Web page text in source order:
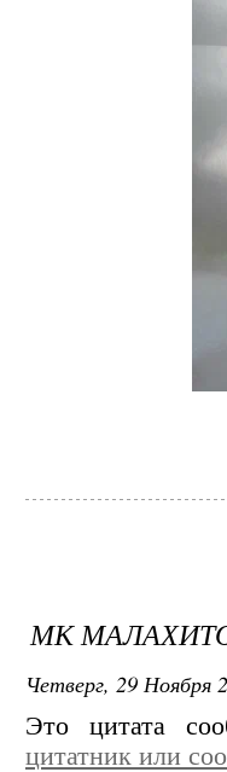
МК
Четверг, 29 Ноября
Это цитата
цитатник или